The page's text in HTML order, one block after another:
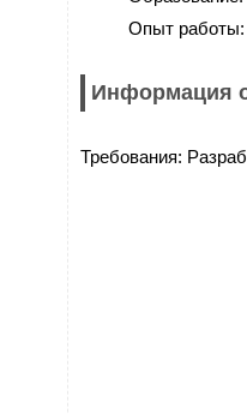
Опыт работы:
Информация
Требования: